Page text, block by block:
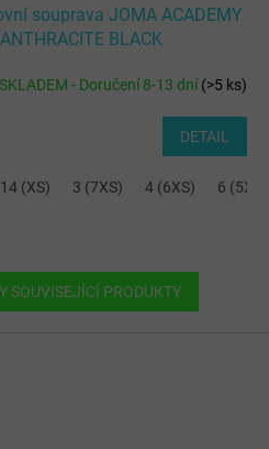
souprava JOMA ACADEMY
BLACK
SKLADEM - Doručení 8-13 dní(>5 ks)
DETAIL
14 (XS) 3 (7XS) 4 (6XS) 6 (5XS)
SOUVISEJÍCÍ PRODUKTY